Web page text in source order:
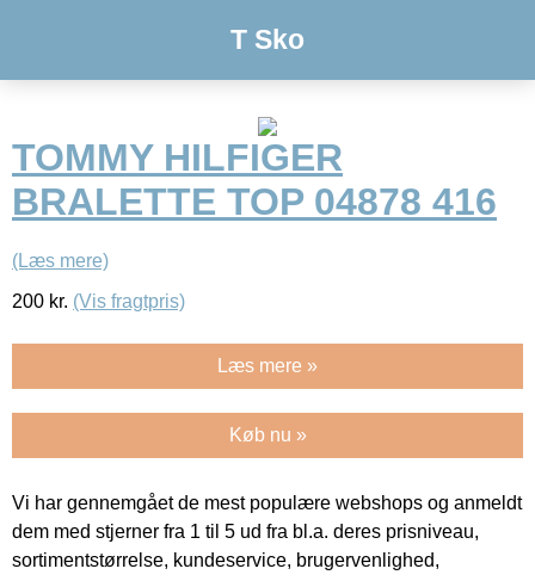
T Sko
TOMMY HILFIGER
BRALETTE TOP 04878 416
(Læs mere)
200 kr. (Vis fragtpris)
Læs mere »
Køb nu »
Vi har gennemgået de mest populære webshops og anmeldt
dem med stjerner fra 1 til 5 ud fra bl.a. deres prisniveau,
sortimentstørrelse, kundeservice, brugervenlighed,